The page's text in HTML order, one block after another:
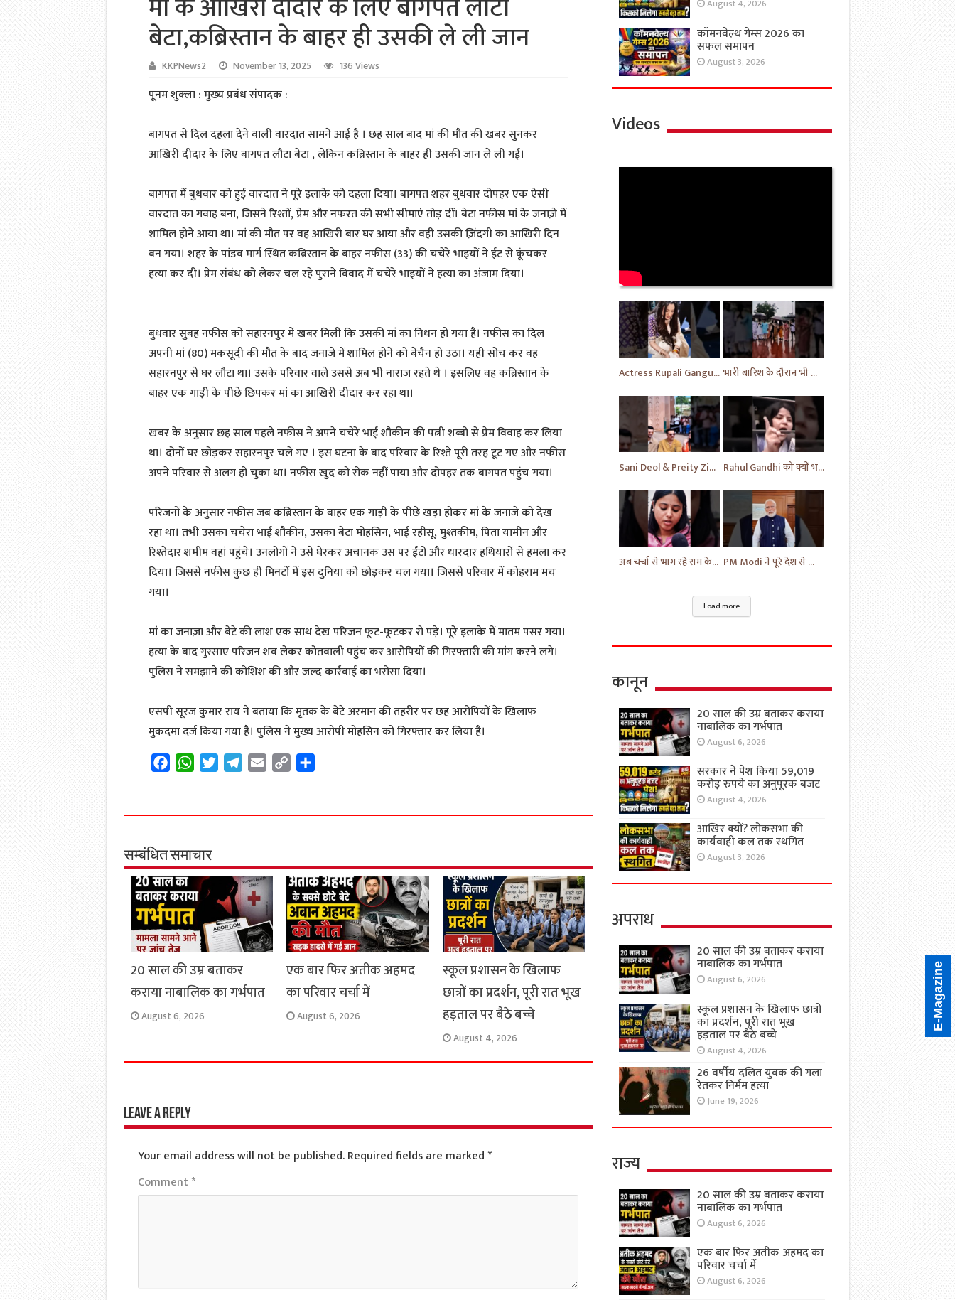
बेटा,कब्रिस्तान के बाहर ही उसकी ले ली जान
KKPNews2 November 13, 2025 136 Views
पूनम शुक्ला : मुख्य प्रबंध संपादक :
बागपत से दिल दहला देने वाली वारदात सामने आई है । छह साल बाद मां की मौत की खबर सुनकर
आखिरी दीदार के लिए बागपत लौटा बेटा , लेकिन कब्रिस्तान के बाहर ही उसकी जान ले ली गई।
बागपत में बुधवार को हुई वारदात ने पूरे इलाके को दहला दिया। बागपत शहर बुधवार दोपहर एक ऐसी
वारदात का गवाह बना, जिसने रिश्तों, प्रेम और नफरत की सभी सीमाएं तोड़ दीं। बेटा नफीस मां के जनाज़े में
शामिल होने आया था। मां की मौत पर वह आखिरी बार घर आया और वही उसकी ज़िंदगी का आखिरी दिन
बन गया। शहर के पांडव मार्ग स्थित कब्रिस्तान के बाहर नफीस (33) की चचेरे भाइयों ने ईंट से कूंचकर
हत्या कर दी। प्रेम संबंध को लेकर चल रहे पुराने विवाद में चचेरे भाइयों ने हत्या का अंजाम दिया।
बुधवार सुबह नफीस को सहारनपुर में खबर मिली कि उसकी मां का निधन हो गया है। नफीस का दिल
अपनी मां (80) मकसूदी की मौत के बाद जनाजे में शामिल होने को बेचैन हो उठा। यही सोच कर वह
सहारनपुर से घर लौटा था। उसके परिवार वाले उससे अब भी नाराज रहते थे । इसलिए वह कब्रिस्तान के
बाहर एक गाड़ी के पीछे छिपकर मां का आखिरी दीदार कर रहा था।
खबर के अनुसार छह साल पहले नफीस ने अपने चचेरे भाई शौकीन की पत्नी शब्बो से प्रेम विवाह कर लिया
था। दोनों घर छोड़कर सहारनपुर चले गए । इस घटना के बाद परिवार के रिश्ते पूरी तरह टूट गए और नफीस
अपने परिवार से अलग हो चुका था। नफीस खुद को रोक नहीं पाया और दोपहर तक बागपत पहुंच गया।
परिजनों के अनुसार नफीस जब कब्रिस्तान के बाहर एक गाड़ी के पीछे खड़ा होकर मां के जनाजे को देख
रहा था। तभी उसका चचेरा भाई शौकीन, उसका बेटा मोहसिन, भाई रहीसू, मुश्तकीम, पिता यामीन और
रिश्तेदार शमीम वहां पहुंचे। उनलोगों ने उसे घेरकर अचानक उस पर ईंटों और धारदार हथियारों से हमला कर
दिया। जिससे नफीस कुछ ही मिनटों में इस दुनिया को छोड़कर चल गया। जिससे परिवार में कोहराम मच
गया।
मां का जनाज़ा और बेटे की लाश एक साथ देख परिजन फूट-फूटकर रो पड़े। पूरे इलाके में मातम पसर गया।
हत्या के बाद गुस्साए परिजन शव लेकर कोतवाली पहुंच कर आरोपियों की गिरफ्तारी की मांग करने लगे।
पुलिस ने समझाने की कोशिश की और जल्द कार्रवाई का भरोसा दिया।
एसपी सूरज कुमार राय ने बताया कि मृतक के बेटे अरमान की तहरीर पर छह आरोपियों के खिलाफ
मुकदमा दर्ज किया गया है। पुलिस ने मुख्य आरोपी मोहसिन को गिरफ्तार कर लिया है।
e
o
o
k
W
t
A
p
p
t
r
e
a
m
i
y
n
k
r
सम्बंधित समाचार
20 साल की उम्र बताकर
कराया नाबालिक का गर्भपात
August 6, 2026
एक बार फिर अतीक अहमद
का परिवार चर्चा में
August 6, 2026
स्कूल प्रशासन के खिलाफ
छात्रों का प्रदर्शन, पूरी रात भूख
हड़ताल पर बैठे बच्चे
August 4, 2026
Leave a Reply
Your email address will not be published. Required fields are marked*
Comment*
August 4, 2026
कॉमनवेल्थ गेम्स 2026 का
सफल समापन
August 3, 2026
Videos
Actress Rupali Ganguly looking beautiful Play a cute puppy | Bollywood | Bollywood News #shorts #yt भारी बारिश के दौरान भी विपक्ष का प्रदर्शन जारी | News Today | Congress | Samajwadi | #shorts #yt
Sani Deol & Preity Zinta visits at Lucknow | Bollywood | Bollywood News | #bollywood #shorts #yt Rahul Gandhi को क्यों भड़क गई महिला | Congress Party | Samajwadi Party | #shorts #ytshorts #yt
अब चर्चा से भाग रहे राम के नाम पर सत्ता में | News | Sapa vs BJP | News Today | Breaking #shorts #yt PM Modi ने पूरे देश से किया आग्रह | Handloom Day | Breaking News | #shorts #yt #news #ytnews
Load more
कानून
20 साल की उम्र बताकर कराया
नाबालिक का गर्भपात
August 6, 2026
सरकार ने पेश किया 59,019
करोड़ रुपये का अनुपूरक बजट
August 4, 2026
आखिर क्यों? लोकसभा की
कार्यवाही कल तक स्थगित
August 3, 2026
अपराध
20 साल की उम्र बताकर कराया
नाबालिक का गर्भपात
August 6, 2026
स्कूल प्रशासन के खिलाफ छात्रों
का प्रदर्शन, पूरी रात भूख
हड़ताल पर बैठे बच्चे
August 4, 2026
26 वर्षीय दलित युवक की गला
रेतकर निर्मम हत्या
June 19, 2026
राज्य
20 साल की उम्र बताकर कराया
नाबालिक का गर्भपात
August 6, 2026
एक बार फिर अतीक अहमद का
परिवार चर्चा में
August 6, 2026
E-Magazine